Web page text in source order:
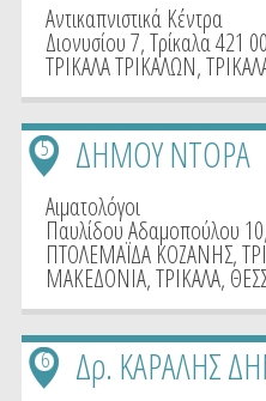
Αντικαπνιστικά Κέντρα
Διονυσίου 7, Τρίκαλα 421 00
ΤΡΙΚΑΛΑ ΤΡΙΚΑΛΩΝ,
ΔΗΜΟΥ ΝΤΟΡΑ
5
Αιματολόγοι
Παυλίδου Αδαμοπούλου
ΠΤΟΛΕΜΑΪΔΑ ΚΟΖΑΝΗΣ,
ΜΑΚΕΔΟΝΙΑ,ΤΡΙΚΑΛΑ,
Δρ. ΚΑΡΑΛΗΣ
6